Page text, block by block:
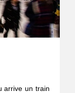
arrive un train